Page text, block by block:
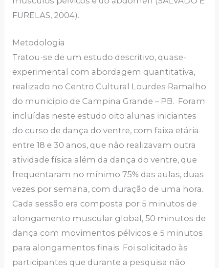
FURELAS, 2004).
Metodologia
Tratou-se de um estudo descritivo, quase-
experimental com abordagem quantitativa,
realizado no Centro Cultural Lourdes Ramalho
do município de Campina Grande – PB. Foram
incluídas neste estudo oito alunas iniciantes
do curso de dança do ventre, com faixa etária
entre 18 e 30 anos, que não realizavam outra
atividade física além da dança do ventre, que
frequentaram no mínimo 75% das aulas, duas
vezes por semana, com duração de uma hora.
Cada sessão era composta por 5 minutos de
alongamento muscular global, 50 minutos de
dança com movimentos pélvicos e 5 minutos
para alongamentos finais. Foi solicitado às
participantes que durante a pesquisa não